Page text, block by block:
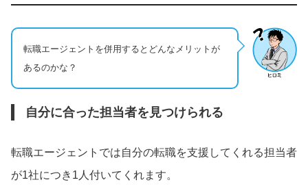
転職エージェントを併用するとどんなメリットが
あるのかな？
自分に合った担当者を見つけられる
転職エージェントでは自分の転職を支援してくれる担当者
が1社につき1人付いてくれます。